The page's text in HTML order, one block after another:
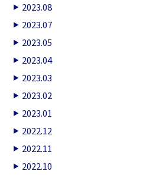
2023.08
2023.07
2023.05
2023.04
2023.03
2023.02
2023.01
2022.12
2022.11
2022.10